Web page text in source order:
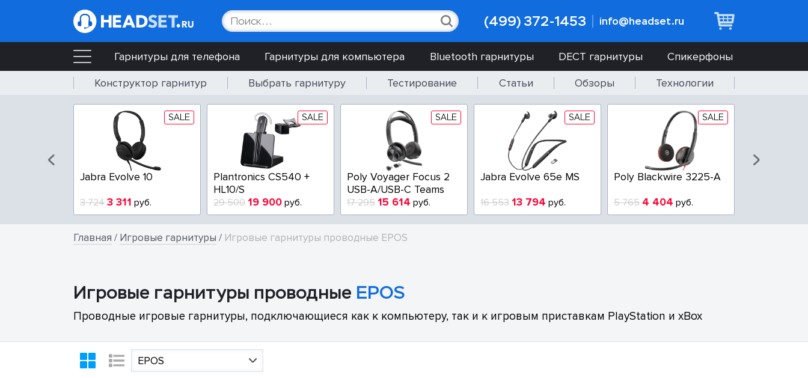
(499) 372-1453 info@headset.ru
Гарнитуры для телефона Гарнитуры для компьютера Bluetooth гарнитуры DECT гарнитуры
Спикерфоны
Конструктор гарнитур
Выбрать гарнитуру Тестирование Статьи Обзоры Технологии
SALE
Jabra Evolve 10
3 724 3 311 руб.
SALE
Plantronics CS540 +
HL10/S
29 500 19 900 руб.
SALE
Poly Voyager Focus 2
USB-A/USB-C Teams
17 295 15 614 руб.
SALE
Jabra Evolve 65e MS
16 553 13 794 руб.
SALE
Poly Blackwire 3225-A
5 765 4 404 руб.
Главная / Игровые гарнитуры / Игровые гарнитуры проводные EPOS
Игровые гарнитуры проводные EPOS
Проводные игровые гарнитуры, подключающиеся как к компьютеру, так и к игровым приставкам PlayStation и xBox
EPOS